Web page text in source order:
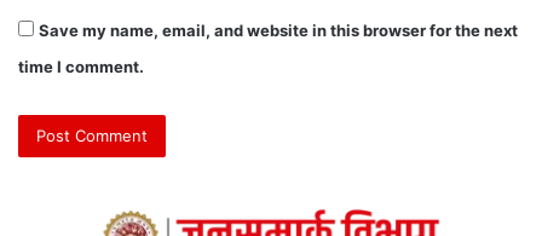
Save my name, email, and website in this browser for the next
time I comment.